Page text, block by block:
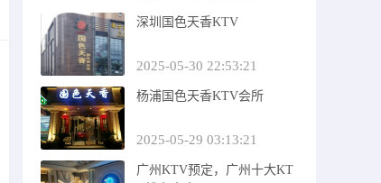
深圳国色天香KTV
2025-05-30 22:53:21
杨浦国色天香KTV会所
2025-05-29 03:13:21
广州KTV预定，广州十大KT